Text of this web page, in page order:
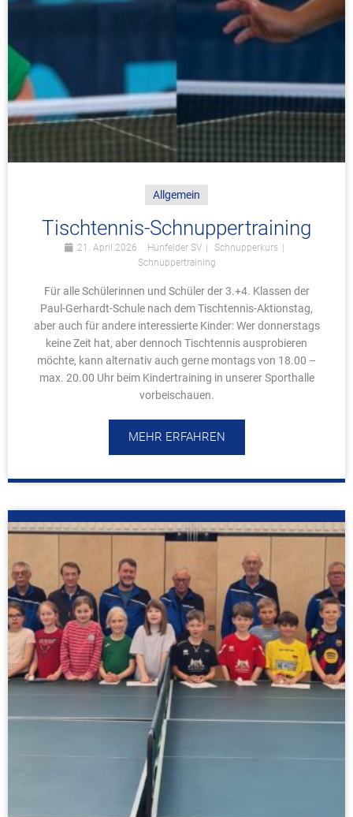
Allgemein
Tischtennis-Schnuppertraining
21. April 2026 Hünfelder SV
Schnupperkurs
Schnuppertraining
Für alle Schülerinnen und Schüler der 3.+4. Klassen der
Paul-Gerhardt-Schule nach dem Tischtennis-Aktionstag,
aber auch für andere interessierte Kinder: Wer donnerstags
keine Zeit hat, aber dennoch Tischtennis ausprobieren
möchte, kann alternativ auch gerne montags von 18.00 –
max. 20.00 Uhr beim Kindertraining in unserer Sporthalle
vorbeischauen.
MEHR ERFAHREN